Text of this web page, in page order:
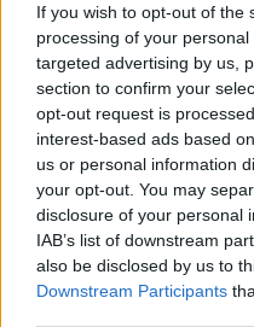
If you wish to opt-out of the
processing of your
targeted advertising by us,
section to confirm your
opt-out request is
interest-based ads based
us or personal information
your opt-out. You may
disclosure of your personal
IAB’s list of downstream
also be disclosed by us to
Downstream Participants
felel meg.
A vizsgálat nem mutatott
sugárzásnak kitett
között.
"A patkányok
azonban az 5G
változást mutatott az